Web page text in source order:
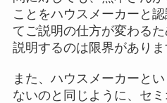
ことをハウスメーカーと
てご説明の仕方が変わる
説明するのは限界がありま
また、ハウスメーカーと
ないのと同じように、セ